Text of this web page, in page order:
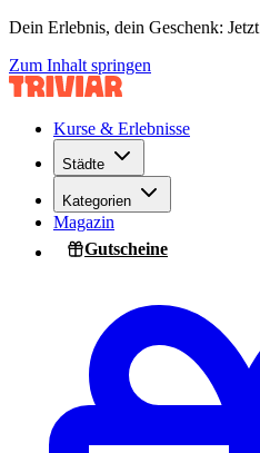
Dein Erlebnis, dein Geschenk: Jetzt
Zum Inhalt springen
Kurse & Erlebnisse
Städte
Kategorien
Magazin
Gutscheine